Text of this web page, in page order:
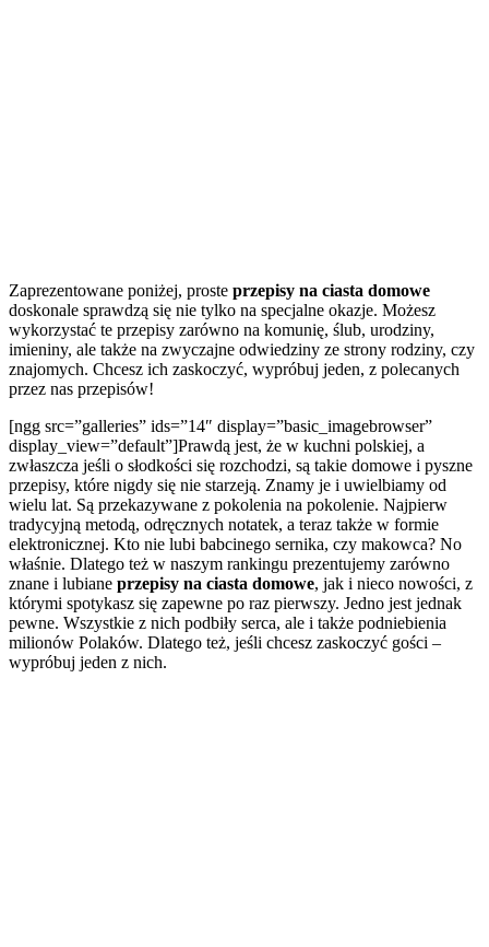
Zaprezentowane poniżej, proste przepisy na ciasta domowe
doskonale sprawdzą się nie tylko na specjalne okazje. Możesz
wykorzystać te przepisy zarówno na komunię, ślub, urodziny,
imieniny, ale także na zwyczajne odwiedziny ze strony rodziny, czy
znajomych. Chcesz ich zaskoczyć, wypróbuj jeden, z polecanych
przez nas przepisów!
[ngg src=”galleries” ids=”14″ display=”basic_imagebrowser”
display_view=”default”]Prawdą jest, że w kuchni polskiej, a
zwłaszcza jeśli o słodkości się rozchodzi, są takie domowe i pyszne
przepisy, które nigdy się nie starzeją. Znamy je i uwielbiamy od
wielu lat. Są przekazywane z pokolenia na pokolenie. Najpierw
tradycyjną metodą, odręcznych notatek, a teraz także w formie
elektronicznej. Kto nie lubi babcinego sernika, czy makowca? No
właśnie. Dlatego też w naszym rankingu prezentujemy zarówno
znane i lubiane przepisy na ciasta domowe, jak i nieco nowości, z
którymi spotykasz się zapewne po raz pierwszy. Jedno jest jednak
pewne. Wszystkie z nich podbiły serca, ale i także podniebienia
milionów Polaków. Dlatego też, jeśli chcesz zaskoczyć gości –
wypróbuj jeden z nich.